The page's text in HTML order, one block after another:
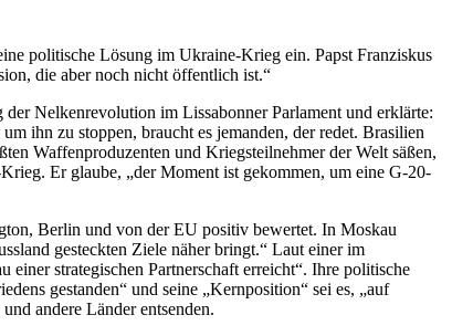
politische Lösung im Ukraine-Krieg ein. Papst Franziskus
die aber noch nicht öffentlich ist.“
der Nelkenrevolution im Lissabonner Parlament und erklärte:
ihn zu stoppen, braucht es jemanden, der redet. Brasilien
Waffenproduzenten und Kriegsteilnehmer der Welt säßen,
Er glaube, „der Moment ist gekommen, um eine G-20-
Berlin und von der EU positiv bewertet. In Moskau
gesteckten Ziele näher bringt.“ Laut einer im
strategischen Partnerschaft erreicht“. Ihre politische
gestanden“ und seine „Kernposition“ sei es, „auf
andere Länder entsenden.